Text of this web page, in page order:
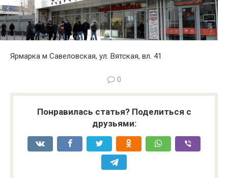
Ярмарка м Савеловская, ул. Вятская, вл. 41
0
Понравилась статья? Поделиться с
друзьями: